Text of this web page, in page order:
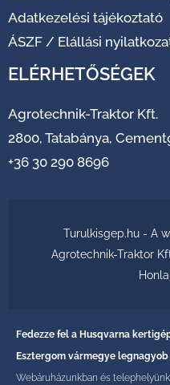
Adatkezelési tájékoztató
ÁSZF / Elállási
ELÉRHETŐSÉGEK
Agrotechnik-Traktor Kft.
2800, Tatabánya,
+36 30 290 8696
Turulkisgep.hu - A
Agrotechnik-Traktor
Fedezze fel a Husqvarna
Esztergom vármegye
Webáruházunkban és